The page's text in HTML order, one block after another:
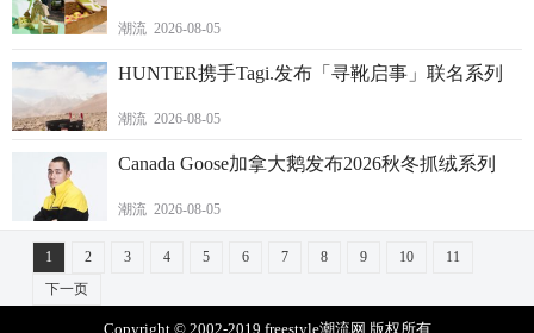
潮流 2026-08-05
HUNTER携手Tagi.发布「寻靴启事」联名系列
潮流 2026-08-05
Canada Goose加拿大鹅发布2026秋冬抓绒系列
潮流 2026-08-05
1 2 3 4 5 6 7 8 9 10
11
下一页
Copyright © 2002-2019 freestyle潮流网 版权所有